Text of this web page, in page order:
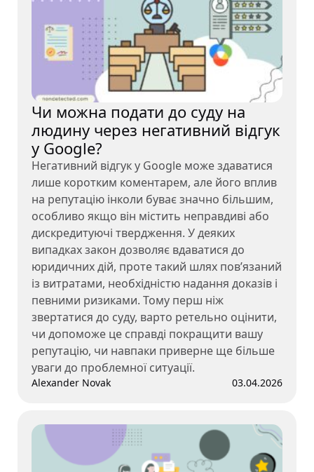
Чи можна подати до суду на
людину через негативний відгук
у Google?
Негативний відгук у Google може здаватися
лише коротким коментарем, але його вплив
на репутацію інколи буває значно більшим,
особливо якщо він містить неправдиві або
дискредитуючі твердження. У деяких
випадках закон дозволяє вдаватися до
юридичних дій, проте такий шлях пов’язаний
із витратами, необхідністю надання доказів і
певними ризиками. Тому перш ніж
звертатися до суду, варто ретельно оцінити,
чи допоможе це справді покращити вашу
репутацію, чи навпаки приверне ще більше
уваги до проблемної ситуації.
Alexander Novak 03.04.2026